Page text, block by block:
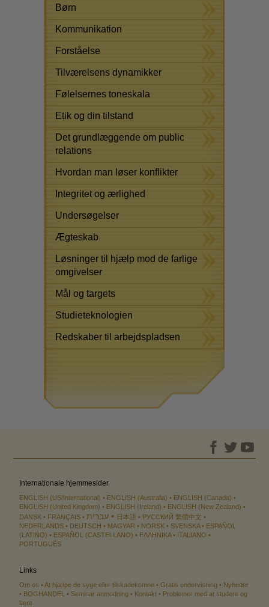
Børn
Kommunikation
Forståelse
Tilværelsens dynamikker
Følelsernes toneskala
Etik og din tilstand
Det grundlæggende om public
relations
Hvordan man løser konflikter
Integritet og ærlighed
Undersøgelser
Ægteskab
Løsninger til hjælp mod de farlige
omgivelser
Mål og targets
Studieteknologien
Redskaber til arbejdspladsen
Internationale hjemmesider
ENGLISH (US/International) ENGLISH (Australia)
ENGLISH (Canada)
ENGLISH (United Kingdom)
ENGLISH (Ireland)
ENGLISH (New Zealand)
DANSK
FRANÇAIS עברית 日本語 РУССКИЙ 繁體中文
NEDERLANDS
DEUTSCH MAGYAR NORSK SVENSKA
ESPAÑOL
(LATINO)
ESPAÑOL (CASTELLANO) ΕΛΛΗΝΙΚA
ITALIANO
PORTUGUÊS
Links
Om os At hjælpe de syge eller tilskadekomne Gratis undervisning
Nyheder
BOGHANDEL
Seminar anmodning Kontakt
Problemer med at studere og
lære